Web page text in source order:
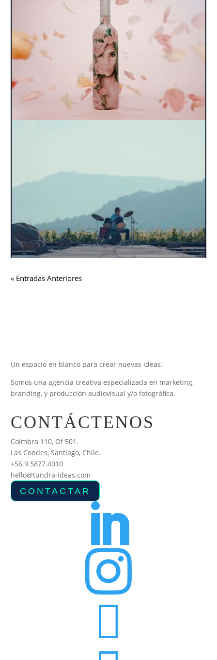
« Entradas Anteriores
Un espacio en blanco para crear nuevas ideas.
Somos una agencia creativa especializada en marketing,
branding, y producción audiovisual y/o fotográfica.
CONTÁCTENOS
Coimbra 110, Of 501.
Las Condes, Santiago, Chile.
+56.9.5877.4010
hello@tundra-ideas.com
CONTACTAR


